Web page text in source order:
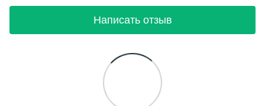
Написать отзыв